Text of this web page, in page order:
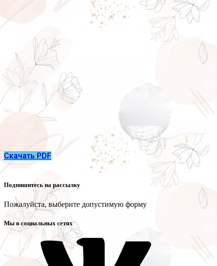
Скачать PDF
Подпишитесь на рассылку
Пожалуйста, выберите допустимую форму
Мы в социальных сетях